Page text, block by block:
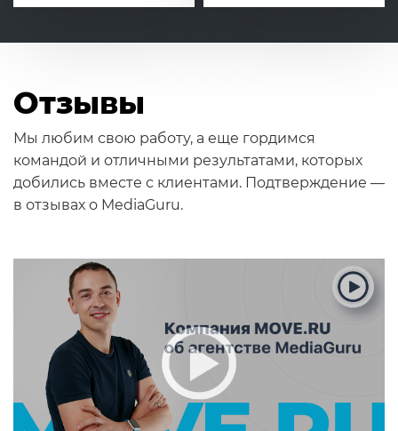
Отзывы
Мы любим свою работу, а еще гордимся
командой и отличными результатами, которых
добились вместе с клиентами. Подтверждение —
в отзывах о MediaGuru.